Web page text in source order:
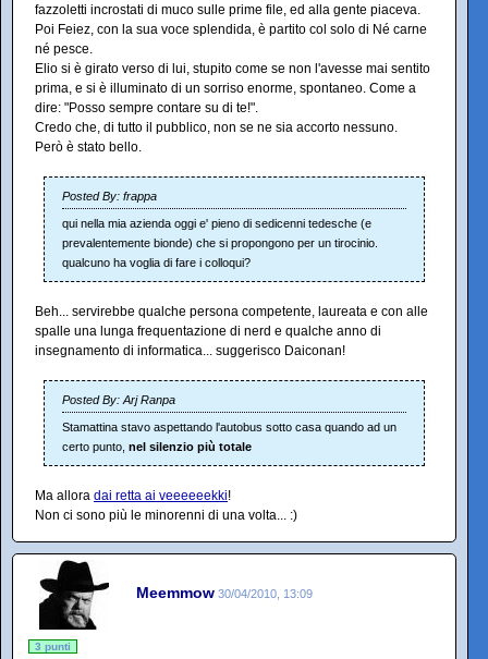
fazzoletti incrostati di muco sulle prime file, ed alla gente piaceva.
Poi Feiez, con la sua voce splendida, è partito col solo di Né carne
né pesce.
Elio si è girato verso di lui, stupito come se non l'avesse mai sentito
prima, e si è illuminato di un sorriso enorme, spontaneo. Come a
dire: "Posso sempre contare su di te!".
Credo che, di tutto il pubblico, non se ne sia accorto nessuno.
Però è stato bello.
Posted By: frappa
qui nella mia azienda oggi e' pieno di sedicenni tedesche (e
prevalentemente bionde) che si propongono per un tirocinio.
qualcuno ha voglia di fare i colloqui?
Beh... servirebbe qualche persona competente, laureata e con alle
spalle una lunga frequentazione di nerd e qualche anno di
insegnamento di informatica... suggerisco Daiconan!
Posted By: Arj Ranpa
Stamattina stavo aspettando l'autobus sotto casa quando ad un
certo punto, nel silenzio più totale
Ma allora dai retta ai veeeeeekki!
Non ci sono più le minorenni di una volta... :)
Meemmow 30/04/2010, 13:09
3 punti